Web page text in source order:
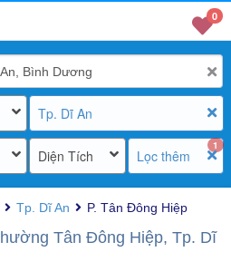
0
Tp. Dĩ An
Diện Tích
1
Lọc thêm
Tp. Dĩ An P. Tân Đông Hiệp
Tân Đông Hiệp, Tp. Dĩ